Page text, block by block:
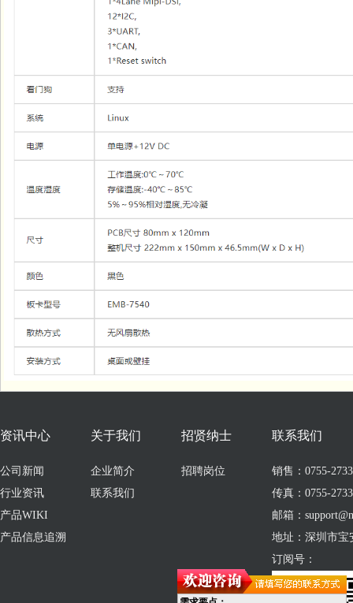
资讯中心
公司新闻
行业资讯
产品WIKI
产品信息追溯
关于我们
企业简介
联系我们
招贤纳士
招聘岗位
联系我们
销售：0755-
传真：0755-
邮箱：
地址：深圳市宝
订阅号：